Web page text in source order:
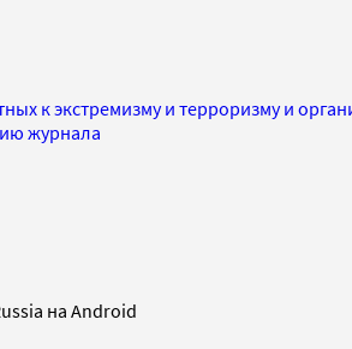
к экстремизму и терроризму и
журнала
на Android